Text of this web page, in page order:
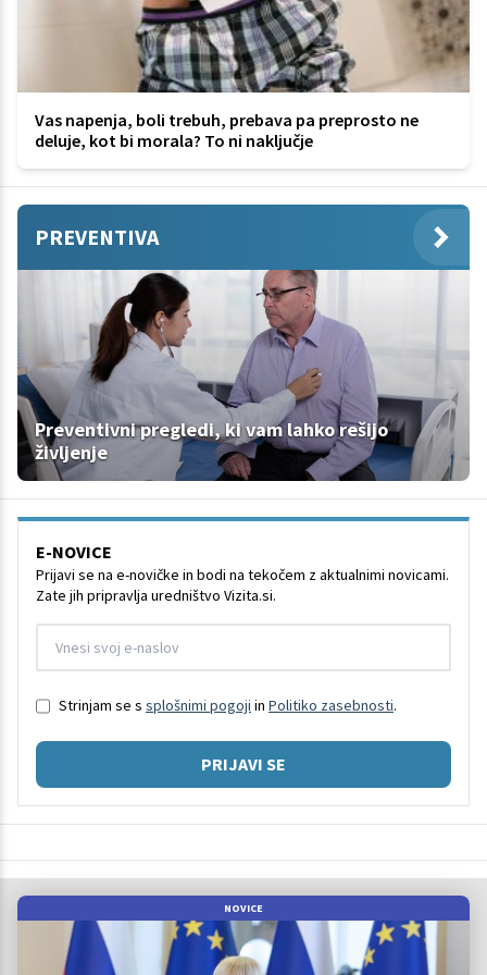
Vas napenja, boli trebuh, prebava pa preprosto ne
deluje, kot bi morala? To ni naključje
PREVENTIVA
Preventivni pregledi, ki vam lahko rešijo
življenje
E-NOVICE
Prijavi se na e-novičke in bodi na tekočem z aktualnimi novicami.
Zate jih pripravlja uredništvo Vizita.si.
Strinjam se s splošnimi pogoji in Politiko zasebnosti.
PRIJAVI SE
NOVICE